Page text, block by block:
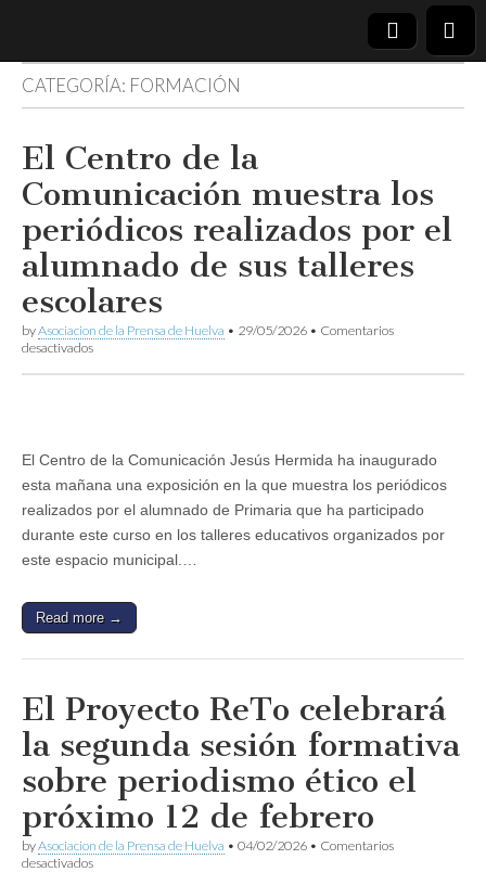
Asociación
de la
Prensa de
Huelva
CATEGORÍA: FORMACIÓN
El Centro de la
Comunicación muestra los
periódicos realizados por el
alumnado de sus talleres
escolares
byAsociacion de la Prensa de Huelva • 29/05/2026 • Comentarios
desactivadosen
muestra
los
periódicos
realizados
por
el
alumnado
talleres
escolares
El Centro de la Comunicación Jesús Hermida ha inaugurado
esta mañana una exposición en la que muestra los periódicos
realizados por el alumnado de Primaria que ha participado
durante este curso en los talleres educativos organizados por
este espacio municipal.…
Read more →
El Proyecto ReTo celebrará
la segunda sesión formativa
sobre periodismo ético el
próximo 12 de febrero
byAsociacion de la Prensa de Huelva • 04/02/2026 • Comentarios
desactivadosen